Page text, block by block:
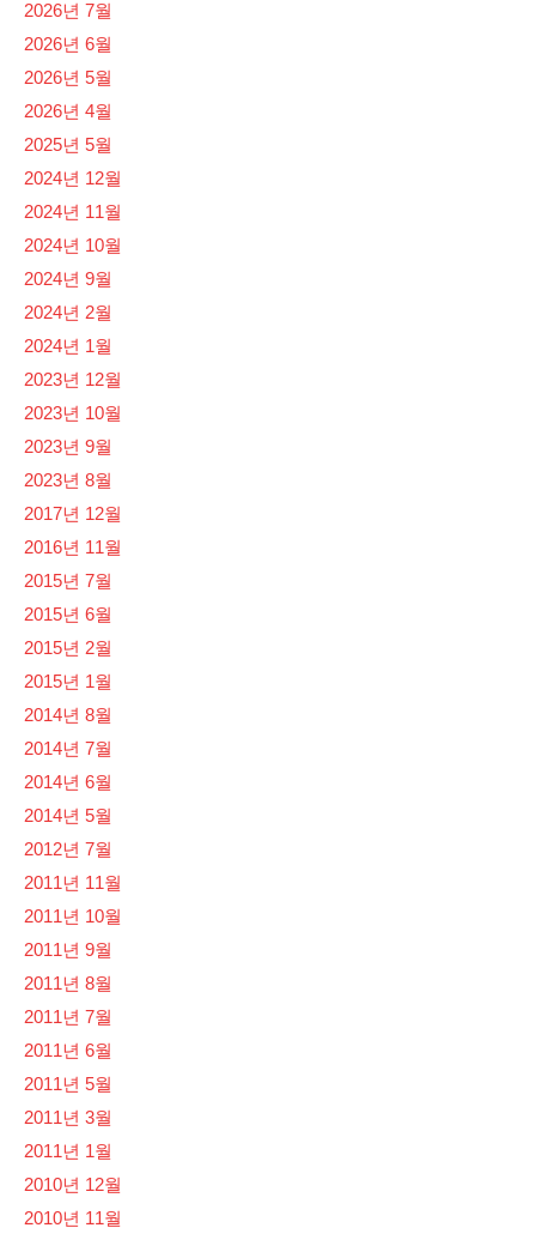
2026년 7월
2026년 6월
2026년 5월
2026년 4월
2025년 5월
2024년 12월
2024년 11월
2024년 10월
2024년 9월
2024년 2월
2024년 1월
2023년 12월
2023년 10월
2023년 9월
2023년 8월
2017년 12월
2016년 11월
2015년 7월
2015년 6월
2015년 2월
2015년 1월
2014년 8월
2014년 7월
2014년 6월
2014년 5월
2012년 7월
2011년 11월
2011년 10월
2011년 9월
2011년 8월
2011년 7월
2011년 6월
2011년 5월
2011년 3월
2011년 1월
2010년 12월
2010년 11월